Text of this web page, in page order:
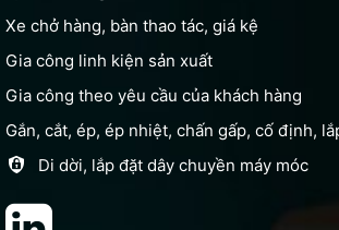
Xe chở hàng, bàn thao tác, giá kệ
Gia công linh kiện sản xuất
Gia công theo yêu cầu của khách hàng
Gắn, cắt, ép, ép nhiệt, chấn gấp, cố định,
Di dời, lắp đặt dây chuyền máy móc